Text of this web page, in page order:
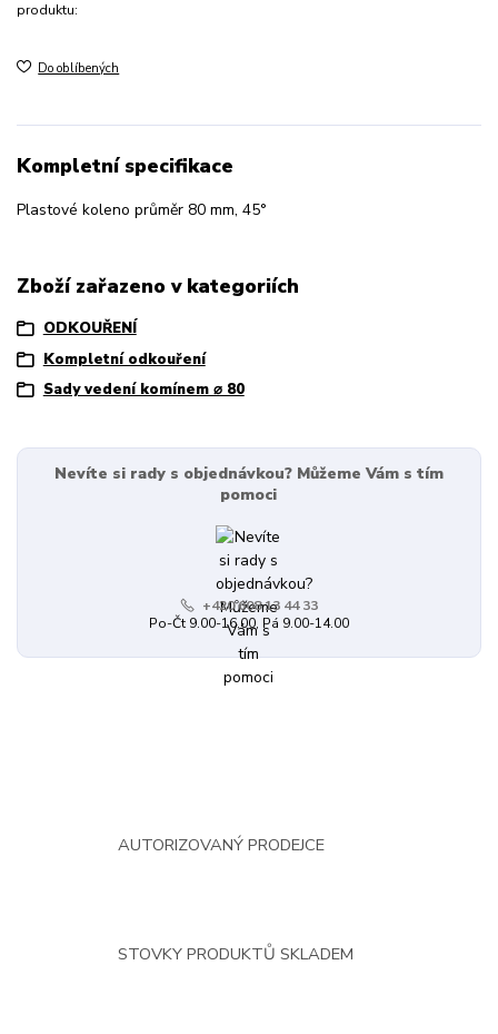
produktu:
Do oblíbených
Kompletní specifikace
Plastové koleno průměr 80 mm, 45°
Zboží zařazeno v kategoriích
ODKOUŘENÍ
Kompletní odkouření
Sady vedení komínem ⌀ 80
Nevíte si rady s objednávkou? Můžeme Vám s tím
pomoci
+420 608 13 44 33
Po-Čt 9.00-16.00, Pá 9.00-14.00
AUTORIZOVANÝ PRODEJCE
STOVKY PRODUKTŮ SKLADEM